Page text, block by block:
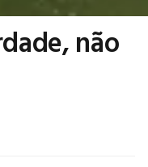
não